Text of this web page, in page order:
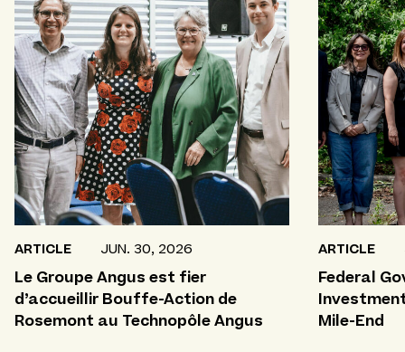
ARTICLE JUN. 30, 2026
Le Groupe Angus est fier
d’accueillir Bouffe-Action de
Rosemont au Technopôle Angus
ARTICLE
Federal
Mile-End